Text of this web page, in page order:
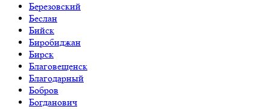
Березовский
Беслан
Бийск
Биробиджан
Бирск
Благовещенск
Благодарный
Бобров
Богданович